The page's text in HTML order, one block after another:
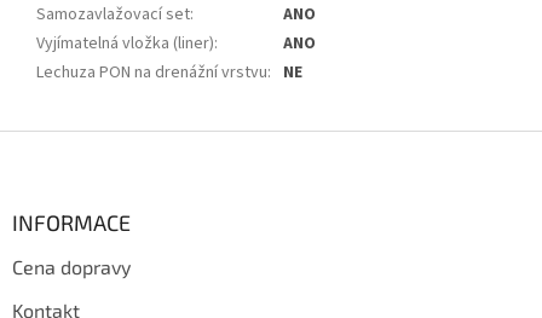
Samozavlažovací set:
ANO
Vyjímatelná vložka (liner):
ANO
Lechuza PON na drenážní vrstvu: NE
INFORMACE
Cena dopravy
Kontakt